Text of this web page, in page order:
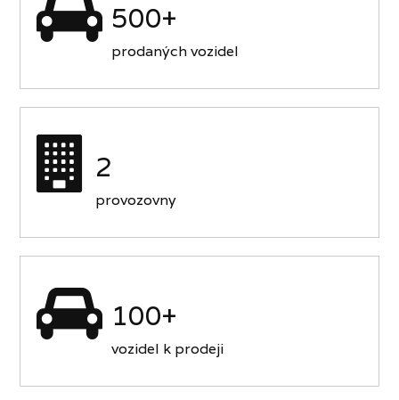
500+
prodaných vozidel
2
provozovny
100+
vozidel k prodeji